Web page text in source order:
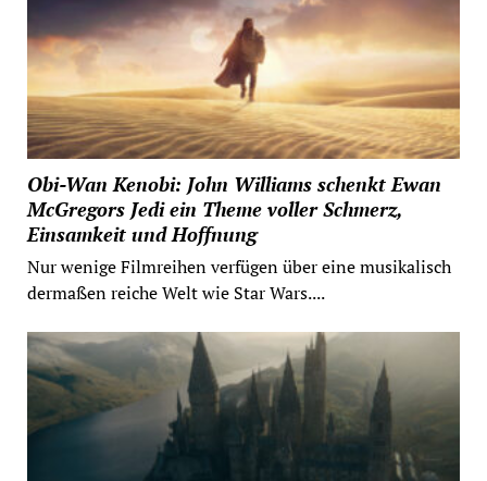
Obi-Wan Kenobi: John Williams schenkt Ewan
McGregors Jedi ein Theme voller Schmerz,
Einsamkeit und Hoffnung
Nur wenige Filmreihen verfügen über eine musikalisch
dermaßen reiche Welt wie Star Wars....